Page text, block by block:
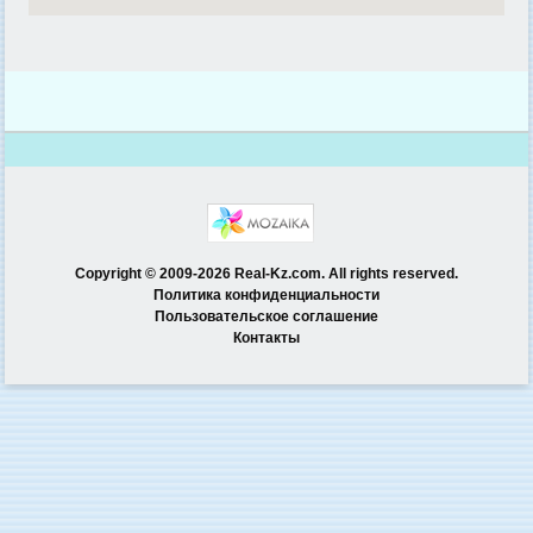
Copyright © 2009-2026 Real-Kz.com. All rights reserved.
Политика конфиденциальности
Пользовательское соглашение
Контакты